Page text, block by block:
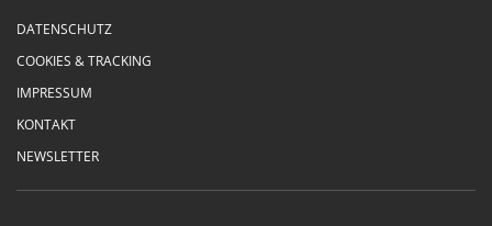
DATENSCHUTZ
COOKIES & TRACKING
IMPRESSUM
KONTAKT
NEWSLETTER